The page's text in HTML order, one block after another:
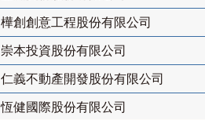
樺創創意工程股份有限公司
崇本投資股份有限公司
仁義不動產開發股份有限公司
恆健國際股份有限公司